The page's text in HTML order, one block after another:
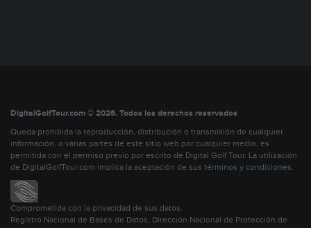
DigitalGolfTour.com © 2026. Todos los derechos reservados
Queda prohibida la reproducción, distribución o transmisión de cualquier
información, o varias partes de este sitio web por cualquier medio, es
permitida con el permiso previo por escrito de Digital Golf Tour. La utilización
de DigitalGolfTour.com implica la aceptación de sus términos y condiciones.
Comprometida con la privacidad de sus datos.
Registro Nacional de Bases de Datos, Dirección Nacional de Protección de